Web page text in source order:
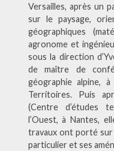
Versailles, après un
sur le paysage,
géographiques
agronome et
sous la direction
de maître de
géographie alpine, à
Territoires. Puis
(Centre d’études
l’Ouest, à Nantes,
travaux ont porté sur
particulier et ses